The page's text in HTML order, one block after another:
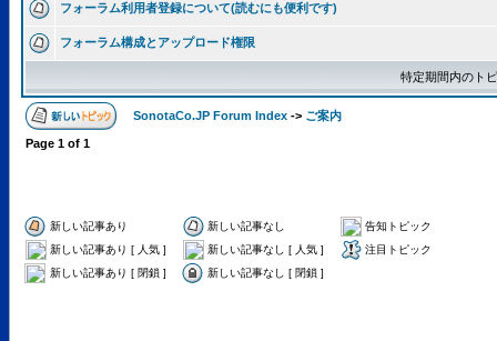
フォーラム利用者登録について(読むにも便利です)
フォーラム構成とアップロード権限
特定期間内のト
SonotaCo.JP Forum Index -> ご案内
Page 1 of 1
新しい記事あり 新しい記事なし
告知トピック
新しい記事あり [ 人気 ]
新しい記事なし [ 人気 ]
注目トピック
新しい記事あり [ 閉鎖 ]
新しい記事なし [ 閉鎖 ]